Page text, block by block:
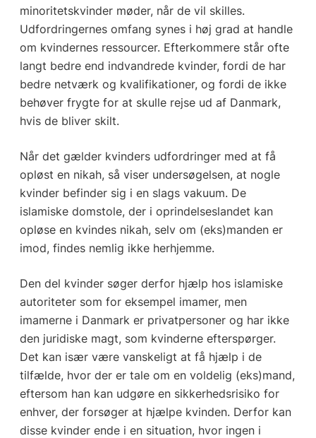
minoritetskvinder møder, når de vil skilles.
Udfordringernes omfang synes i høj grad at handle
om kvindernes ressourcer. Efterkommere står ofte
langt bedre end indvandrede kvinder, fordi de har
bedre netværk og kvalifikationer, og fordi de ikke
behøver frygte for at skulle rejse ud af Danmark,
hvis de bliver skilt.
Når det gælder kvinders udfordringer med at få
opløst en nikah, så viser undersøgelsen, at nogle
kvinder befinder sig i en slags vakuum. De
islamiske domstole, der i oprindelseslandet kan
opløse en kvindes nikah, selv om (eks)manden er
imod, findes nemlig ikke herhjemme.
Den del kvinder søger derfor hjælp hos islamiske
autoriteter som for eksempel imamer, men
imamerne i Danmark er privatpersoner og har ikke
den juridiske magt, som kvinderne efterspørger.
Det kan især være vanskeligt at få hjælp i de
tilfælde, hvor der er tale om en voldelig (eks)mand,
eftersom han kan udgøre en sikkerhedsrisiko for
enhver, der forsøger at hjælpe kvinden. Derfor kan
disse kvinder ende i en situation, hvor ingen i